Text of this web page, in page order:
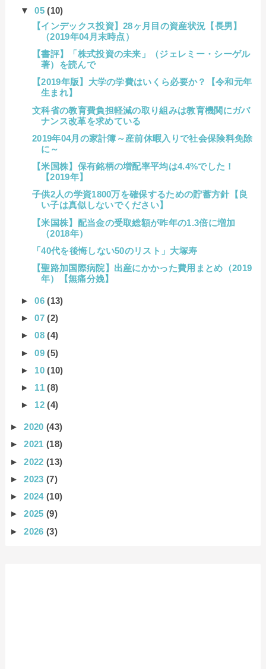
▼05(10)
【インデックス投資】28ヶ月目の資産状況【長男】
（2019年04月末時点）
【書評】「株式投資の未来」（ジェレミー・シーゲル
著）を読んで
【2019年版】大学の学費はいくら必要か？【令和元年
生まれ】
文科省の教育費負担軽減の取り組みは教育機関にガバ
ナンス改革を求めている
2019年04月の家計簿～産前休暇入りで社会保険料免除
に～
【米国株】保有銘柄の増配率平均は4.4%でした！
【2019年】
子供2人の学資1800万を確保するための貯蓄方針【良
い子は真似しないでください】
【米国株】配当金の受取総額が昨年の1.3倍に増加
（2018年）
「40代を後悔しない50のリスト」大塚寿
【聖路加国際病院】出産にかかった費用まとめ（2019
年）【無痛分娩】
►06(13)
►07(2)
►08(4)
►09(5)
► 10(10)
► 11(8)
► 12(4)
►2020(43)
►2021(18)
►2022(13)
►2023(7)
►2024(10)
►2025(9)
►2026(3)